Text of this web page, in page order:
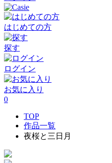
はじめての方
探す
ログイン
お気に入り
0
TOP
作品一覧
夜桜と三日月